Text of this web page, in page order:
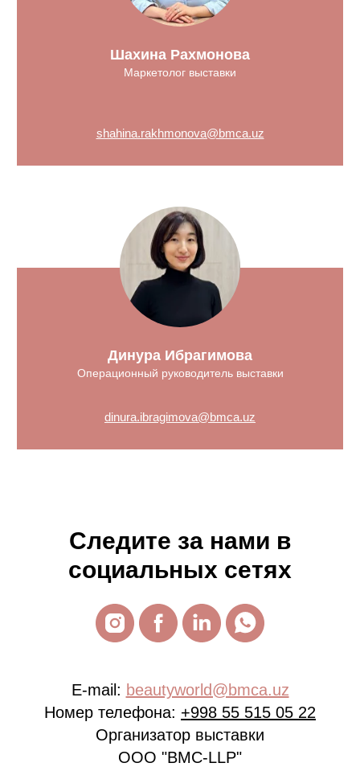
Шахина Рахмонова
Маркетолог выставки
shahina.rakhmonova@bmca.uz
Динура Ибрагимова
Операционный руководитель выставки
dinura.ibragimova@bmca.uz
Следите за нами в
социальных сетях
E-mail: beautyworld@bmca.uz
Номер телефона: +998 55 515 05 22
Организатор выставки
ООО "BMC-LLP"